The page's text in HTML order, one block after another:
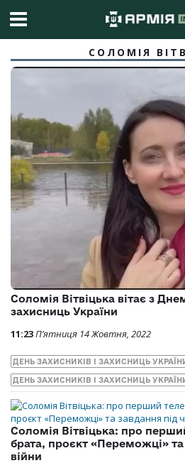
СОЛОМІЯ
Соломія Вітвіцька вітає з
захисниць України
11:23П’ятниця 14 Жовтня, 2022
ДЕНЬ ЗАХИСНИКІВ І ЗАХИСНИЦЬ
ДЕНЬ ЗАХИСНИКІВ І ЗАХИСНИЦЬ
Соломія Вітвіцька: про
брата, проєкт «Переможці» та
війни